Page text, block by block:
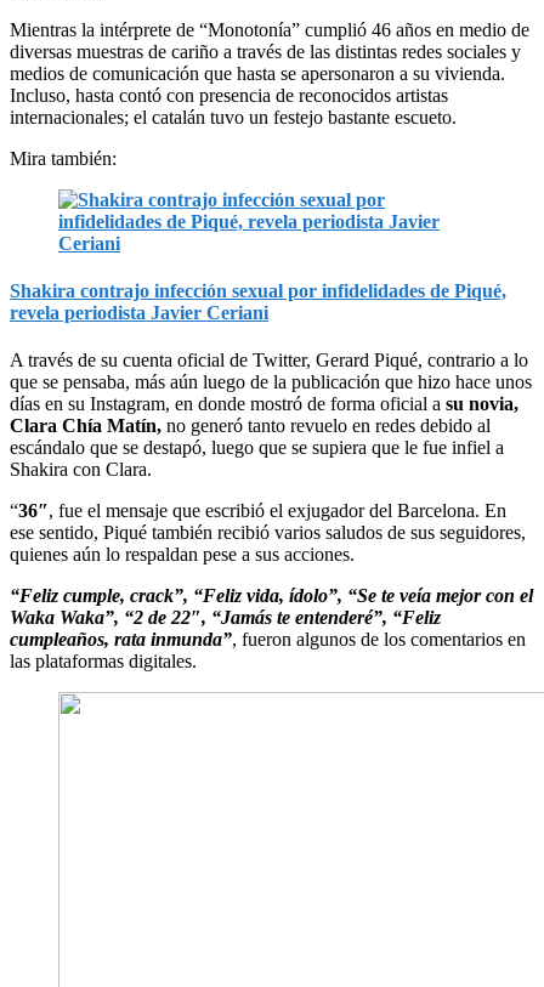
Mientras la intérprete de “Monotonía” cumplió 46 años en medio de
diversas muestras de cariño a través de las distintas redes sociales y
medios de comunicación que hasta se apersonaron a su vivienda.
Incluso, hasta contó con presencia de reconocidos artistas
internacionales; el catalán tuvo un festejo bastante escueto.
Mira también:
Shakira contrajo infección sexual por infidelidades de Piqué,
revela periodista Javier Ceriani
A través de su cuenta oficial de Twitter, Gerard Piqué, contrario a lo
que se pensaba, más aún luego de la publicación que hizo hace unos
días en su Instagram, en donde mostró de forma oficial a su novia,
Clara Chía Matín, no generó tanto revuelo en redes debido al
escándalo que se destapó, luego que se supiera que le fue infiel a
Shakira con Clara.
“36″, fue el mensaje que escribió el exjugador del Barcelona. En
ese sentido, Piqué también recibió varios saludos de sus seguidores,
quienes aún lo respaldan pese a sus acciones.
“Feliz cumple, crack”, “Feliz vida, ídolo”, “Se te veía mejor con el
Waka Waka”, “2 de 22″, “Jamás te entenderé”, “Feliz
cumpleaños, rata inmunda”, fueron algunos de los comentarios en
las plataformas digitales.